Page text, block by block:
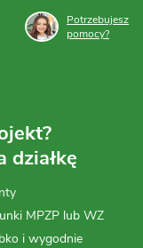
działkę
MPZP lub WZ
i wygodnie
Potrzebujesz
pomocy?